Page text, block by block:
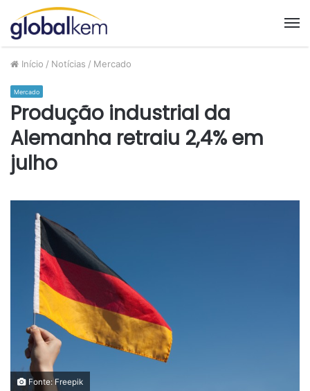
Início / Notícias / Mercado
Mercado
Produção industrial da
Alemanha retraiu 2,4% em
julho
Fonte: Freepik